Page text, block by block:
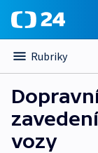
Rubriky
vozy